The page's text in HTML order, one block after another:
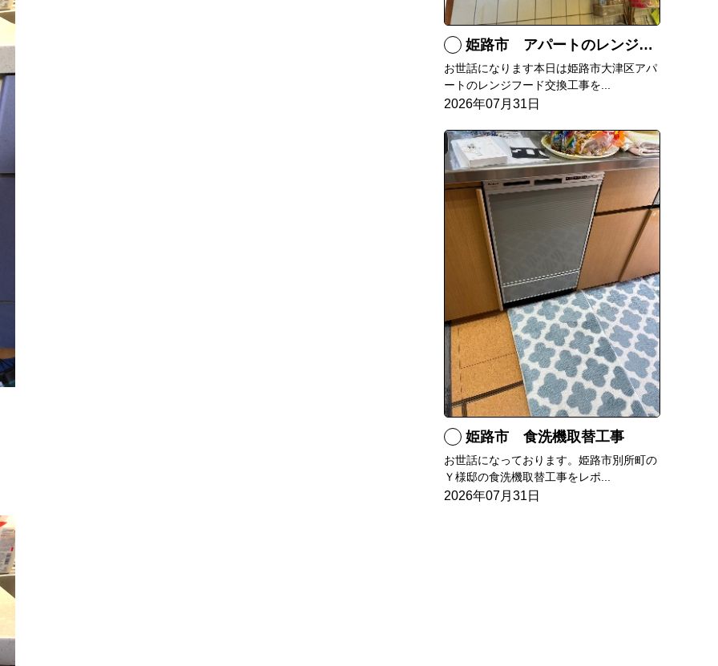
姫路市 アパートのレンジフード交換
お世話になります本日は姫路市大津区アパ
ートのレンジフード交換工事を...
2026年07月31日
姫路市 食洗機取替工事
お世話になっております。姫路市別所町の
Ｙ様邸の食洗機取替工事をレポ...
2026年07月31日